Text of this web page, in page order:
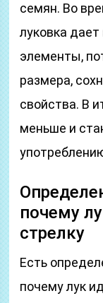
семян. Во
луковка
элементы,
размера,
свойства. В
меньше и
почему
стрелку
Есть
почему лук